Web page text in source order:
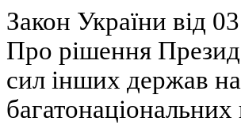
Закон України вiд
Про рішення
сил інших держав на
багатонаціональних